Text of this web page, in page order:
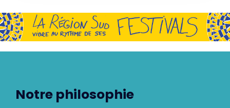
Notre philosophie